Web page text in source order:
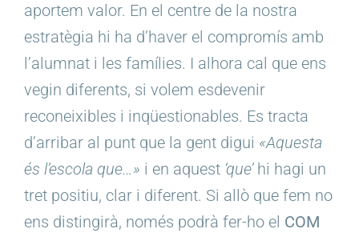
aportem valor. En el centre de la nostra
estratègia hi ha d’haver el compromís amb
l’alumnat i les famílies. I alhora cal que ens
vegin diferents, si volem esdevenir
reconeixibles i inqüestionables. Es tracta
d’arribar al punt que la gent digui «Aquesta
és l’escola que…» i en aquest ‘que’hi hagi un
tret positiu, clar i diferent. Si allò que fem no
ens distingirà, només podrà fer-ho el COM